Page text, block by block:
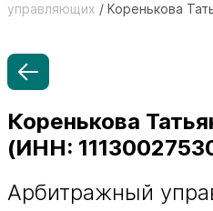
управляющих / Коренькова
Коренькова
(ИНН:
Арбитражный